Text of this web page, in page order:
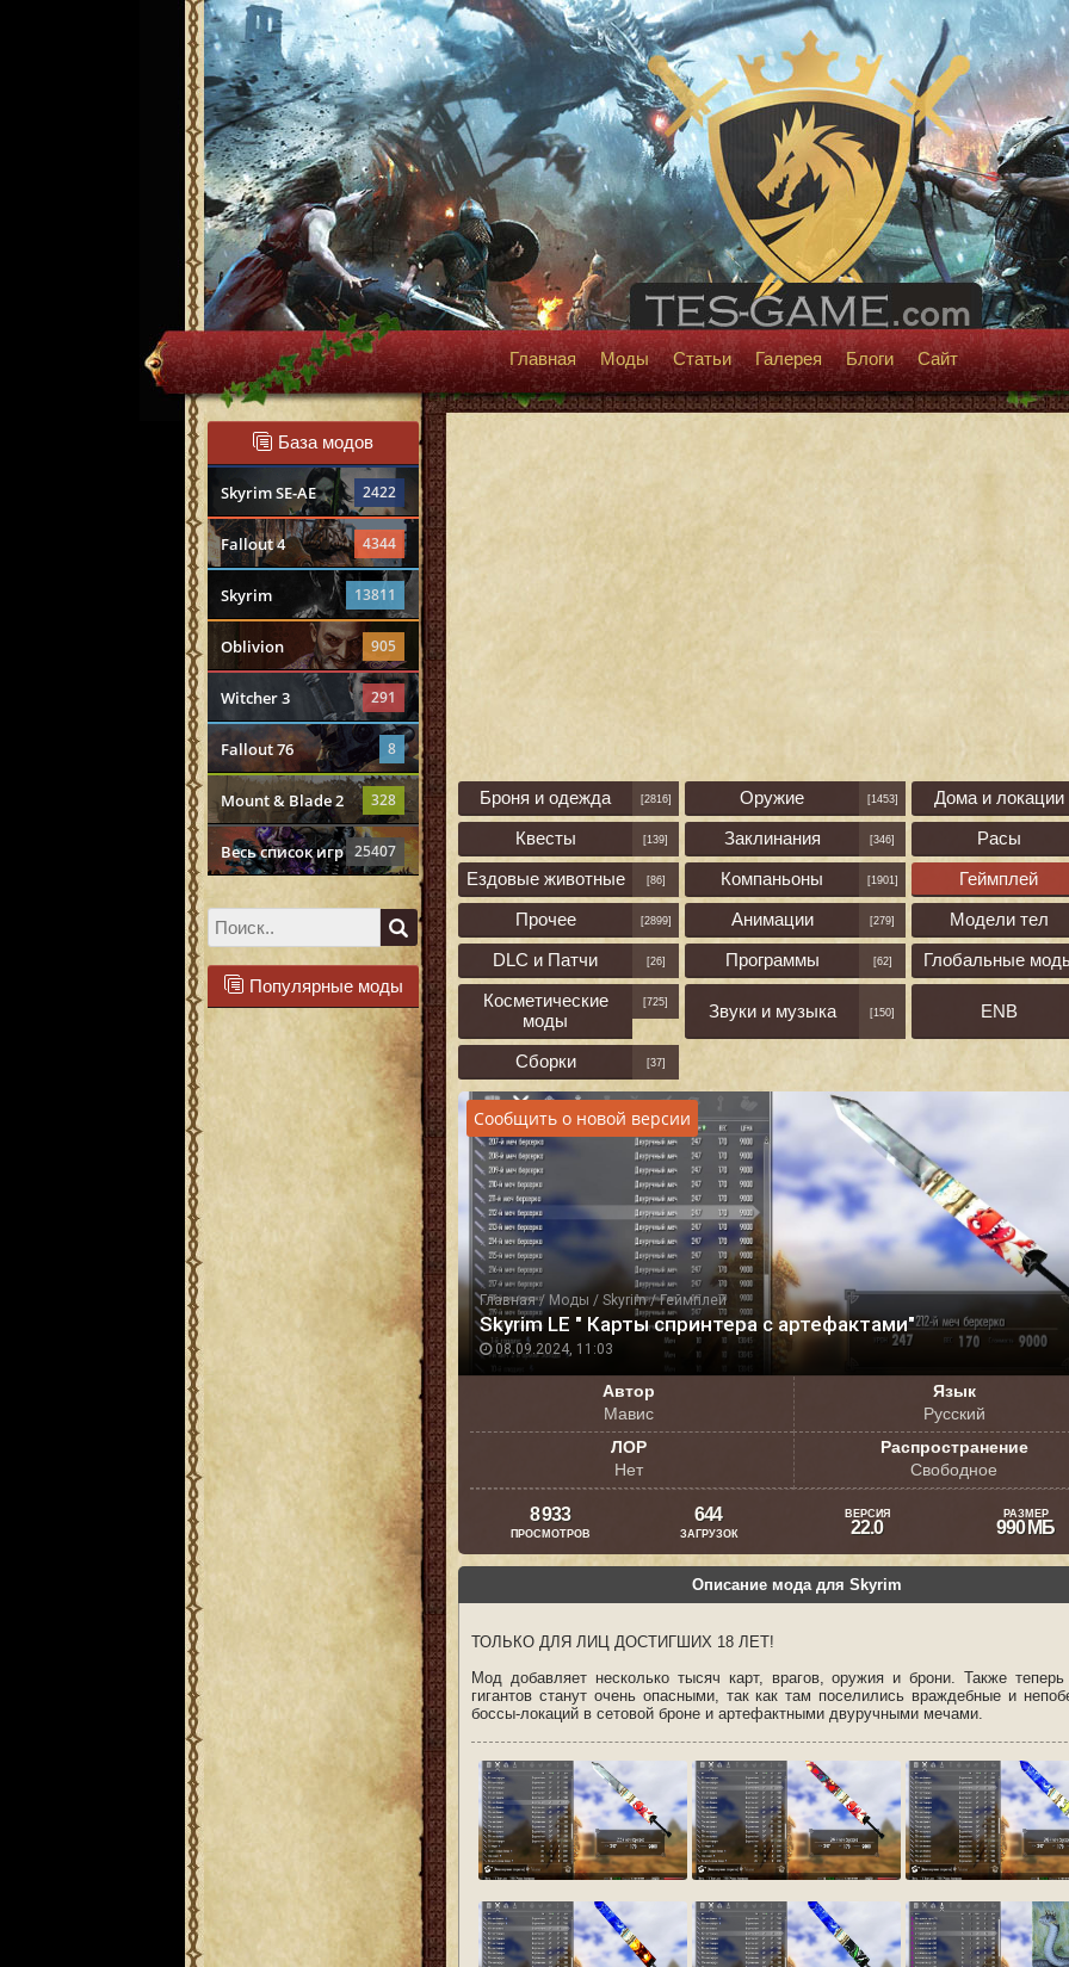
Главная Моды Статьи Галерея Блоги Сайт
База модов
Skyrim SE-AE 2422
Fallout 4 4344
Skyrim 13811
Oblivion 905
Witcher 3 291
Fallout 76 8
Mount & Blade 2 328
Весь список игр 25407
Популярные моды
Броня и одежда [2816] Оружие [1453]
Дома и локации
Квесты
[139] Заклинания [346]
Расы
Ездовые животные
[86] Компаньоны [1901]
Геймплей
Прочее
[2899] Анимации [279]
Модели тел
DLC и Патчи
[26] Программы [62]
Глобальные
Косметические
моды
[725] Звуки и музыка [150] ENB
Сборки [37]
Главная/ Моды / Skyrim/Геймплей
08.09.2024, 11:03
Skyrim LE " Карты спринтера с артефактами"
Сообщить о новой версии
Автор
Мавис
Язык
Русский
ЛОР
Нет
Распространение
Свободное
8 933
ПРОСМОТРОВ
644
ЗАГРУЗОК
ВЕРСИЯ
22.0
РАЗМЕР
990 МБ
Описание мода для Skyrim
ТОЛЬКО ДЛЯ ЛИЦ ДОСТИГШИХ 18 ЛЕТ!
Мод добавляет несколько тысяч карт, врагов, оружия и брони. Также теперь
гигантов станут очень опасными, так как там поселились враждебные и
боссы-локаций в сетовой броне и артефактными двуручными мечами.